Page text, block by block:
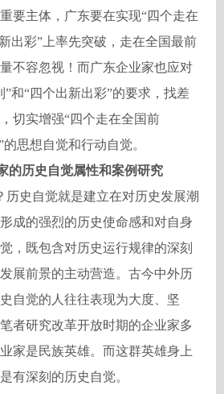
要主体，广东要在实现“四个走在
出彩”上率先突破，走在全国最前
不容忽视！而广东企业家也应对
”和“四个出新出彩”的要求，找差
切实增强“四个走在全国前
思想自觉和行动自觉。
的历史自觉属性和案例研究
历史自觉就是建立在对历史发展潮
成的强烈的历史使命感和对自身
，既包含对历史运行规律的深刻
展前景的主动营造。古今中外历
自觉的人往往表现为大度、坚
者研究改革开放时期的企业家多
家是民族英雄。而这群英雄身上
有深刻的历史自觉。